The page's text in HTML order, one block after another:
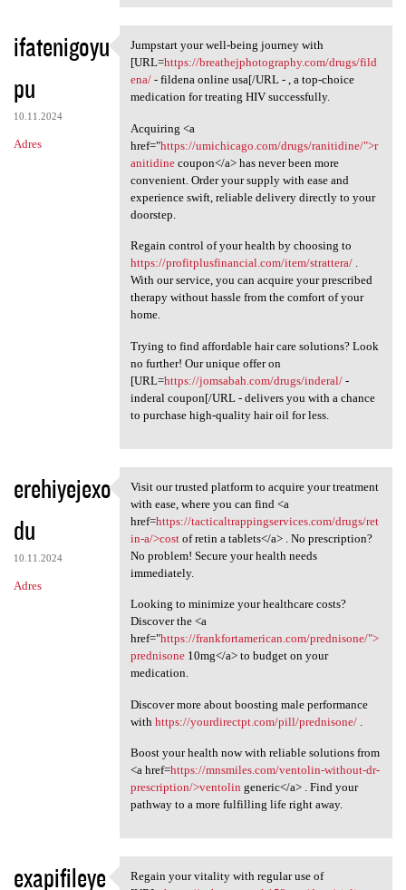
ifatenigoyu
pu
10.11.2024
Adres
Jumpstart your well-being
Jumpstart your well-being journey with
[URL=https://breathejphotography.com/drugs/fild
ena/- fildena online usa[/URL - , a top-choice
medication for treating HIV successfully.
Acquiring <a
href="https://umichicago.com/drugs/ranitidine/">r
anitidinecoupon</a> has never been more
convenient. Order your supply with ease and
experience swift, reliable delivery directly to your
doorstep.
Regain control of your health by choosing to
https://profitplusfinancial.com/item/strattera/.
With our service, you can acquire your prescribed
therapy without hassle from the comfort of your
home.
Trying to find affordable hair care solutions? Look
no further! Our unique offer on
[URL=https://jomsabah.com/drugs/inderal/-
inderal coupon[/URL - delivers you with a chance
to purchase high-quality hair oil for less.
erehiyejexo
du
10.11.2024
Adres
Visit our trusted platform to
Visit our trusted platform to acquire your treatment
with ease, where you can find <a
href=https://tacticaltrappingservices.com/drugs/ret
in-a/>costof retin a tablets</a> . No prescription?
No problem! Secure your health needs
immediately.
Looking to minimize your healthcare costs?
Discover the <a
href="https://frankfortamerican.com/prednisone/">
prednisone10mg</a> to budget on your
medication.
Discover more about boosting male performance
with https://yourdirectpt.com/pill/prednisone/.
Boost your health now with reliable solutions from
<a href=https://mnsmiles.com/ventolin-without-dr-
prescription/>ventolin generic</a> . Find your
pathway to a more fulfilling life right away.
exapifileye
Regain your vitality with regular use of